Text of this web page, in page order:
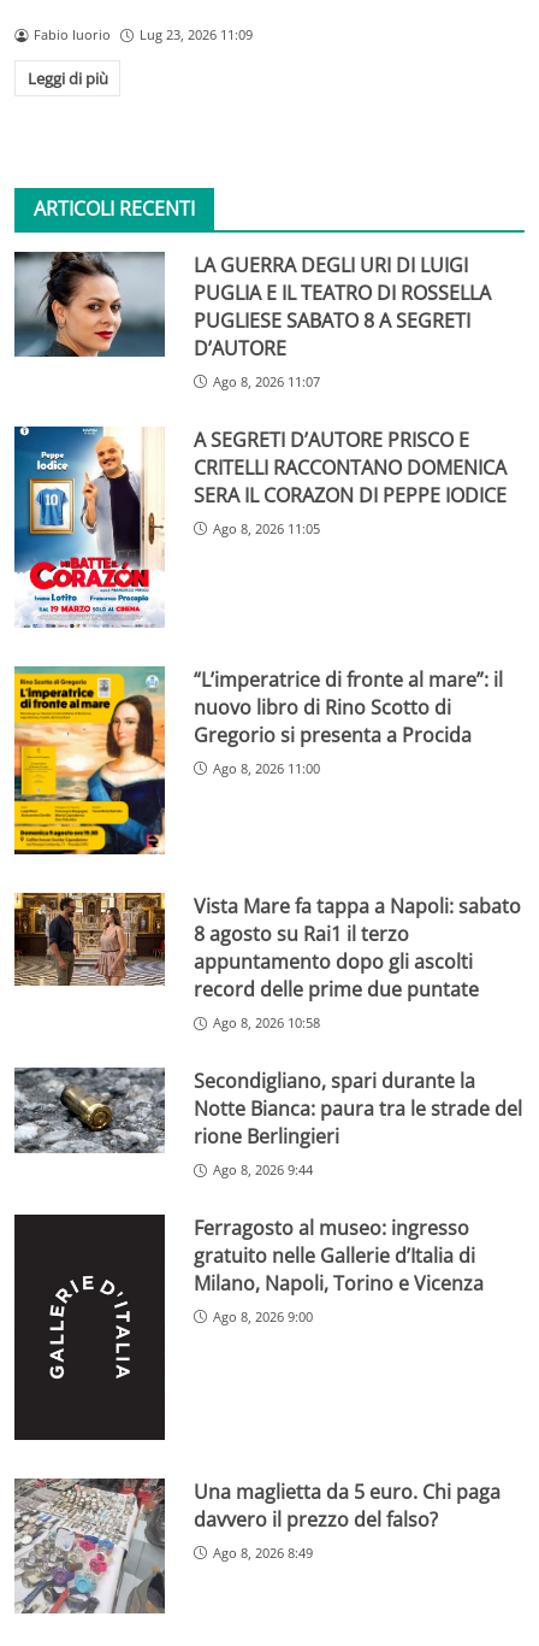
Fabio Iuorio Lug 23, 2026 11:09
Leggi di più
ARTICOLI RECENTI
LA GUERRA DEGLI URI DI LUIGI
PUGLIA E IL TEATRO DI ROSSELLA
PUGLIESE SABATO 8 A SEGRETI
D’AUTORE
Ago 8, 2026 11:07
A SEGRETI D’AUTORE PRISCO E
CRITELLI RACCONTANO DOMENICA
SERA IL CORAZON DI PEPPE IODICE
Ago 8, 2026 11:05
“L’imperatrice di fronte al mare”: il
nuovo libro di Rino Scotto di
Gregorio si presenta a Procida
Ago 8, 2026 11:00
Vista Mare fa tappa a Napoli: sabato
8 agosto su Rai1 il terzo
appuntamento dopo gli ascolti
record delle prime due puntate
Ago 8, 2026 10:58
Secondigliano, spari durante la
Notte Bianca: paura tra le strade del
rione Berlingieri
Ago 8, 2026 9:44
Ferragosto al museo: ingresso
gratuito nelle Gallerie d’Italia di
Milano, Napoli, Torino e Vicenza
Ago 8, 2026 9:00
Una maglietta da 5 euro. Chi paga
davvero il prezzo del falso?
Ago 8, 2026 8:49